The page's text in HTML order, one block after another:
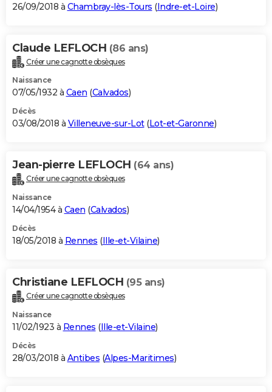
26/09/2018 à Chambray-lès-Tours (Indre-et-Loire)
Claude LEFLOCH (86 ans)
Créer une cagnotte obsèques
Naissance
07/05/1932 à Caen (Calvados)
Décès
03/08/2018 à Villeneuve-sur-Lot(Lot-et-Garonne)
Jean-pierre LEFLOCH (64 ans)
Créer une cagnotte obsèques
Naissance
14/04/1954 à Caen (Calvados)
Décès
18/05/2018 à Rennes (Ille-et-Vilaine)
Christiane LEFLOCH (95 ans)
Créer une cagnotte obsèques
Naissance
11/02/1923 à Rennes (Ille-et-Vilaine)
Décès
28/03/2018 à Antibes (Alpes-Maritimes)